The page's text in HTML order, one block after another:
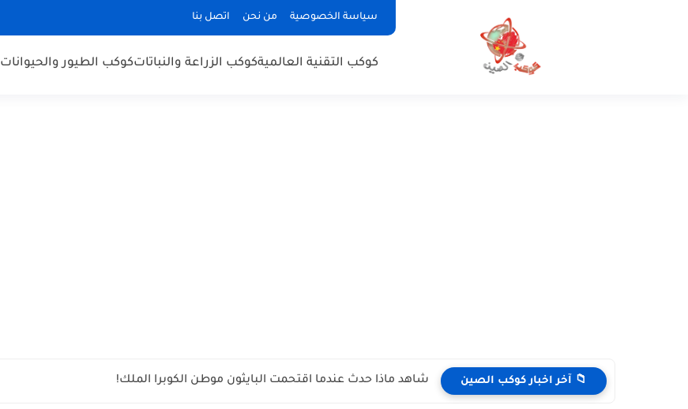
سياسة الخصوصية من نحن اتصل بنا
كوكب التقنية العالميةكوكب الزراعة والنباتاتكوكب الطيور والحيوانات
📁 آخر اخبار كوكب الصين شاهد ماذا حدث عندما اقتحمت البايثون موطن الكوبرا الملك!